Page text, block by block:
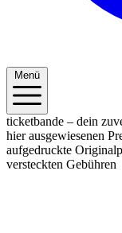
Menü
ticketbande – dein
hier ausgewiesenen
aufgedruckte
versteckten Gebühren